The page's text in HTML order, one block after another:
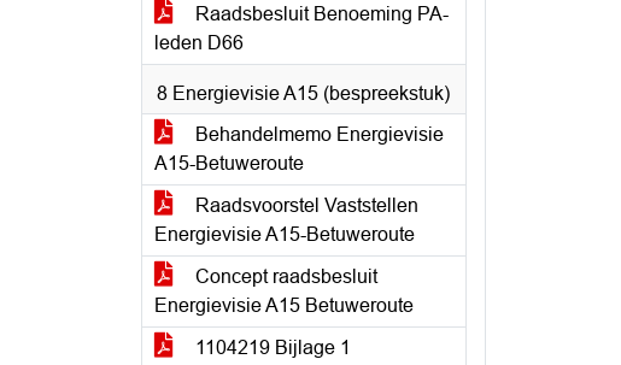
Raadsbesluit Benoeming PA-
leden D66
8 Energievisie A15 (bespreekstuk)
Behandelmemo Energievisie
A15-Betuweroute
Raadsvoorstel Vaststellen
Energievisie A15-Betuweroute
Concept raadsbesluit
Energievisie A15 Betuweroute
1104219 Bijlage 1